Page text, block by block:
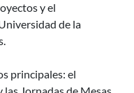
y el
de la
principales: el